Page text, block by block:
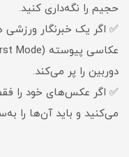
حجیم را نگه‌داری کنید.
✅ اگر یک خبرنگار ورزشی
دوربین را پر می‌کند.
✅ اگر عکس‌های خود را
می‌کنید و باید آن‌ها را